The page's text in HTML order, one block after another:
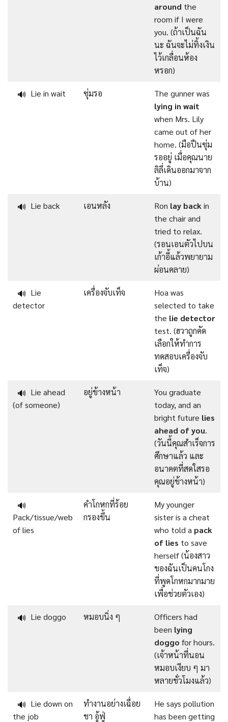
around the
room if I were
you. (ถ้าเป็นฉัน
นะ ฉันจะไม่ทิ้งเงิน
ไว้เกลื่อนห้อง
หรอก)
🔊 Lie in wait ซุ่มรอ
The gunner was
lying in wait
when Mrs. Lily
came out of her
home. (มือปืนซุ่ม
รออยู่ เมื่อคุณนาย
ลิลี่เดินออกมาจาก
บ้าน)
🔊 Lie back เอนหลัง Ron lay back in
the chair and
tried to relax.
(รอนเอนตัวไปบน
เก้าอี้แล้วพยายาม
ผ่อนคลาย)
🔊 Lie
detector
เครื่องจับเท็จ
Hoa was
selected to take
the lie detector
test. (ฮวาถูกคัด
เลือกให้ทำการ
ทดสอบเครื่องจับ
เท็จ)
🔊 Lie ahead
(of someone)
อยู่ข้างหน้า
You graduate
today, and an
bright future lies
ahead of you.
(วันนี้คุณสำเร็จการ
ศึกษาแล้ว และ
อนาคตที่สดใสรอ
คุณอยู่ข้างหน้า)
🔊
Pack/tissue/web
of lies
คำโกหกที่ร้อย
กรองขึ้น
My younger
sister is a cheat
who told a pack
of lies to save
herself (น้องสาว
ของฉันเป็นคนโกง
ที่พูดโกหกมากมาย
เพื่อช่วยตัวเอง)
🔊 Lie doggo หมอบนิ่ง ๆ
Officers had
been lying
doggo for hours.
(เจ้าหน้าที่นอน
หมอบเงียบ ๆ มา
หลายชั่วโมงแล้ว)
🔊 Lie down on
the job
ทำงานอย่างเฉื่อย
ชา อู้ฟู่
He says pollution
has been getting